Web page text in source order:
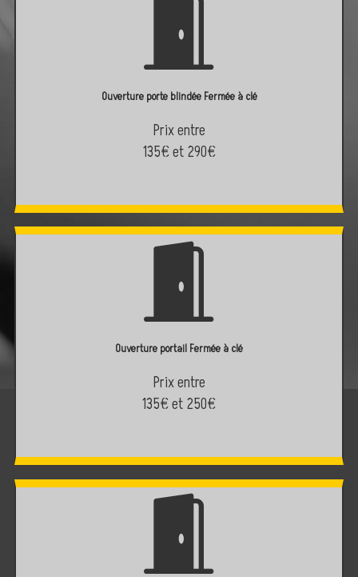
Ouverture porte blindée Fermée à clé
Prix entre
135€ et 290€
Ouverture portail Fermée à clé
Prix entre
135€ et 250€